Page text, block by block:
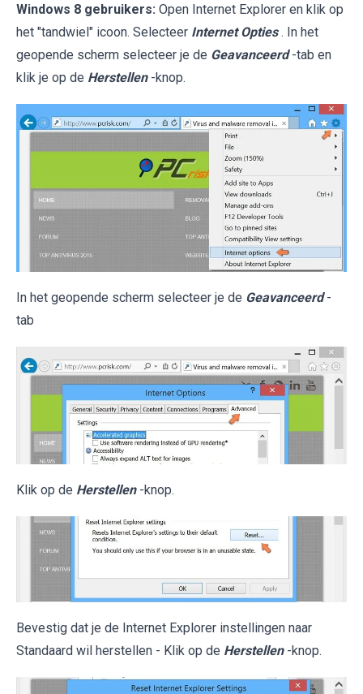
Windows 8 gebruikers: Open Internet Explorer en klik op
het "tandwiel" icoon. Selecteer Internet Opties . In het
geopende scherm selecteer je de Geavanceerd -tab en
klik je op de Herstellen -knop.
In het geopende scherm selecteer je de Geavanceerd -
tab
Klik op de Herstellen -knop.
Bevestig dat je de Internet Explorer instellingen naar
Standaard wil herstellen - Klik op de Herstellen -knop.